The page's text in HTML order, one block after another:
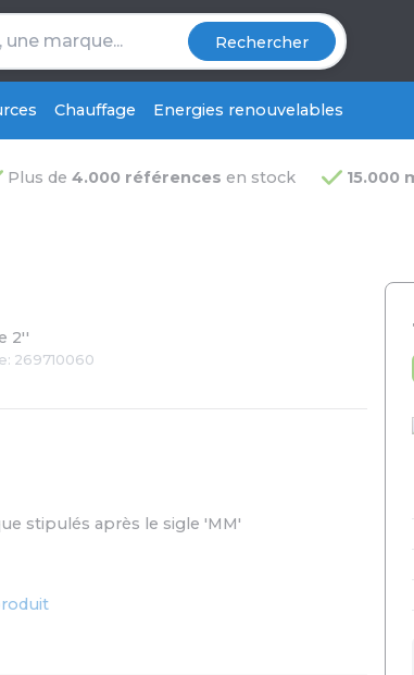
Rechercher
Chauffage Energies renouvelables
Plus de 4.000 références en stock 15.000
2''
269710060
stipulés après le sigle 'MM'